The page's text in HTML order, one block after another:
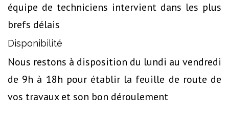
équipe de techniciens intervient dans les plus
brefs délais
Disponibilité
Nous restons à disposition du lundi au vendredi
de 9h à 18h pour établir la feuille de route de
vos travaux et son bon déroulement